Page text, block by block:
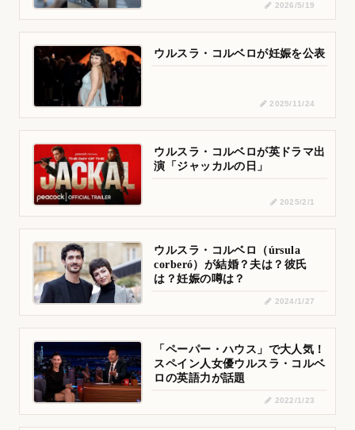
2026/5/19
ウルスラ・コルベロが妊娠を公表
2025/11/24
ウルスラ・コルベロが英ドラマ出
演「ジャッカルの日」
2025/2/1
ウルスラ・コルベロ（úrsula
corberó）が結婚？夫は？彼氏
は？妊娠の噂は？
2024/1/27
「ペーパー・ハウス」で大人気！
スペイン人女優ウルスラ・コルベ
ロの英語力が話題
2022/1/23